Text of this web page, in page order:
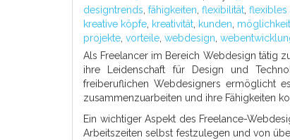
designtrends fähigkeiten flexibilität flexibles
kreative köpfe kreativität kunden
projekte vorteile webdesign
Als Freelancer im Bereich Webdesign tätig
ihre Leidenschaft für Design und
freiberuflichen Webdesigners ermöglicht
zusammenzuarbeiten und ihre Fähigkeiten
Ein wichtiger Aspekt des Freelance-
Arbeitszeiten selbst festzulegen und von